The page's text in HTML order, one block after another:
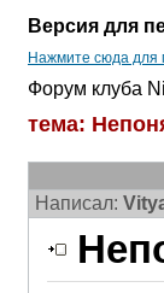
Версия для
Нажмите сюда для
Форум клуба
тема:
Написал: